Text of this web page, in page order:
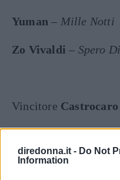
diredonna.it - Do Not
Information
Yuman – Mille Notti
Zo Vivaldi – Spero
Vincitore Castrocaro